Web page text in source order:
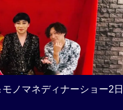
ノマネディナーショー2日